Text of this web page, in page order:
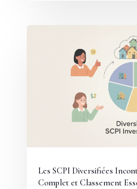
Les SCPI Diversifiées
Complet et Classement